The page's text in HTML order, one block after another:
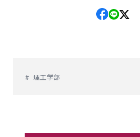
理工学部